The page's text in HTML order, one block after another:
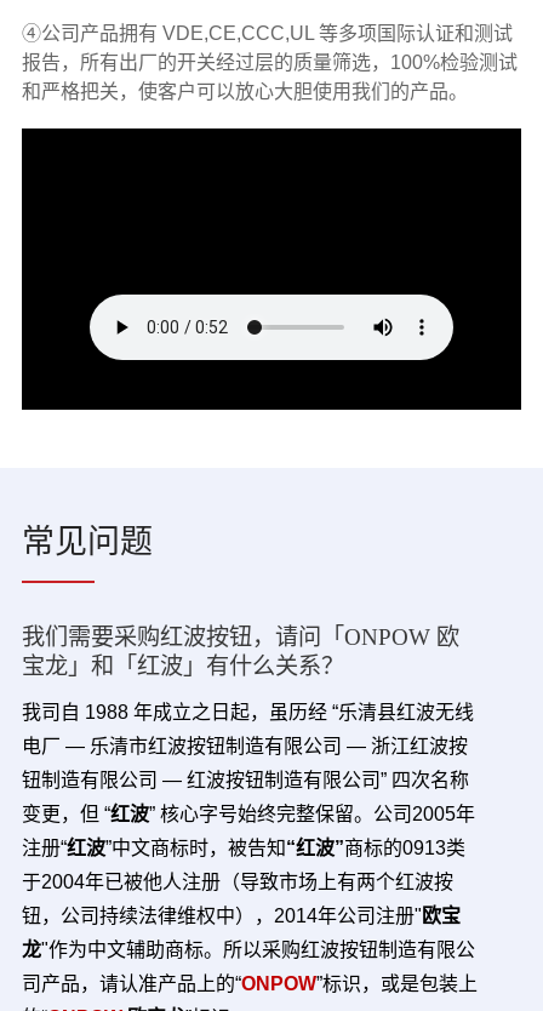
④公司产品拥有 VDE,CE,CCC,UL 等多项国际认证和测试
报告，所有出厂的开关经过层的质量筛选，100%检验测试
和严格把关，使客户可以放心大胆使用我们的产品。
常见问题
我们需要采购红波按钮，请问「ONPOW 欧
宝龙」和「红波」有什么关系？
我司自 1988 年成立之日起，虽历经 “乐清县红波无线
电厂 — 乐清市红波按钮制造有限公司 — 浙江红波按
钮制造有限公司 — 红波按钮制造有限公司” 四次名称
变更，但 “红波” 核心字号始终完整保留。公司2005年
注册“红波”中文商标时，被告知“红波”商标的0913类
于2004年已被他人注册（导致市场上有两个红波按
钮，公司持续法律维权中）， 2014年公司注册" 欧宝
龙"作为中文辅助商标。所以采购红波按钮制造有限公
司产品，请认准产品上的“ONPOW”标识，或是包装上